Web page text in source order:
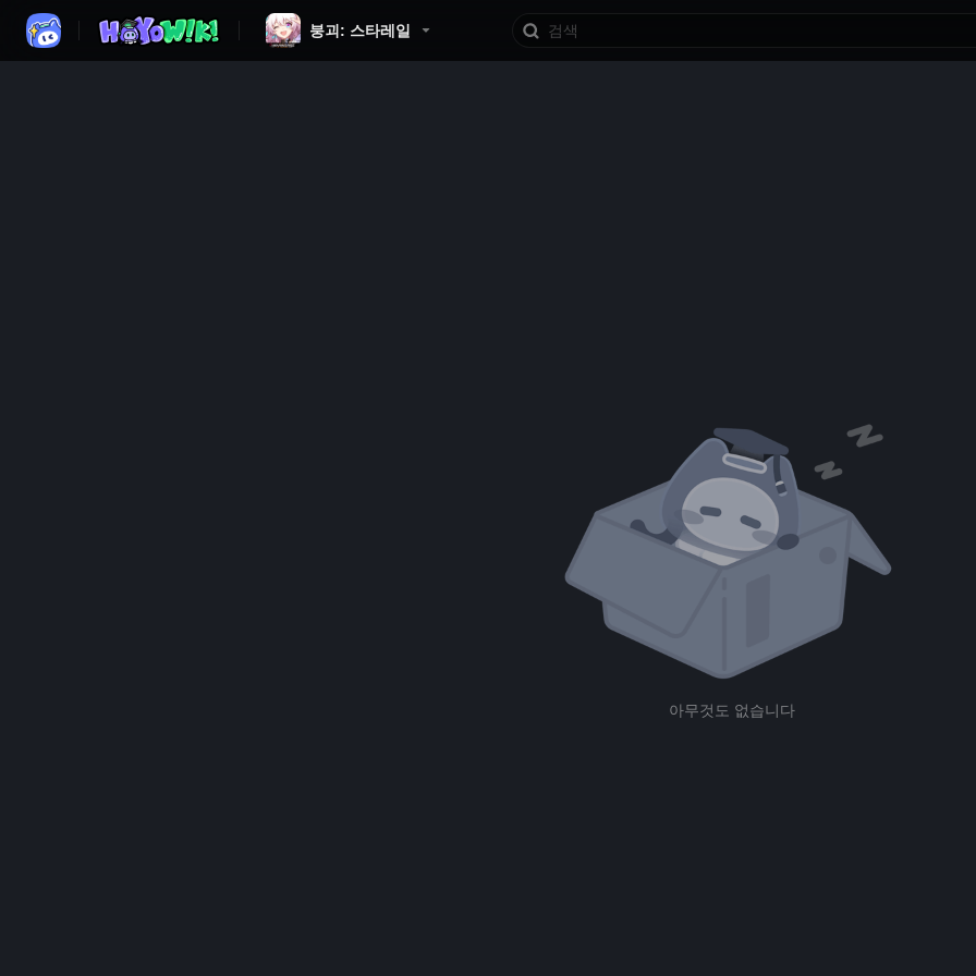
붕괴: 스타레일
아무것도 없습니다